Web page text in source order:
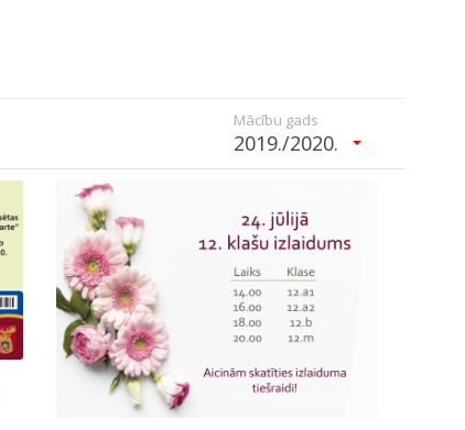
Mācību gads
2019./2020.